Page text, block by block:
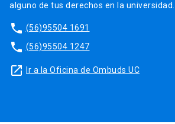
alguno de tus derechos en la universidad.
phone (56)95504 1691
phone (56)95504 1247
launch Ir a la Oficina de Ombuds UC